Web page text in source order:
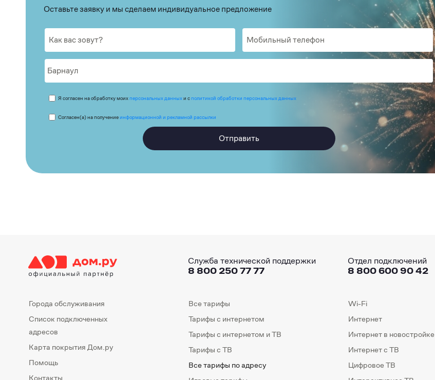
Оставьте заявку и мы сделаем индивидуальное предложение
Я согласен на обработку моихперсональных данныхи сполитикой обработки персональных данных
Согласен(а) на получениеинформационной и рекламной рассылки
Отправить
Служба технической поддержки
8 800 250 77 77
Отдел подключений
8 800 600 90 42
Города обслуживания
Список подключенных
адресов
Карта покрытия Дом.ру
Помощь
Контакты
Все тарифы
Тарифы с интернетом
Тарифы с интернетом и ТВ
Тарифы с ТВ
Все тарифы по адресу
Wi-Fi
Интернет
Интернет в новостройке
Интернет с ТВ
Цифровое ТВ